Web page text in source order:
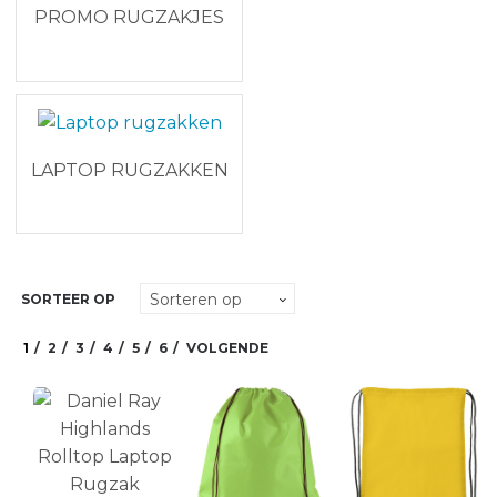
PROMO RUGZAKJES
LAPTOP RUGZAKKEN
SORTEER OP
1 2 3 4 5 6 VOLGENDE